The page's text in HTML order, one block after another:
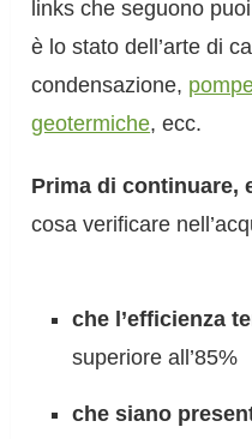
links che seguono
è lo stato dell’arte di
condensazione,
geotermiche, ecc.
Prima di continuare,
cosa verificare
che l’efficienza
superiore all’85%
che siano